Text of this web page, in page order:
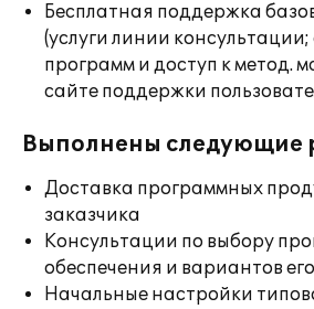
Бесплатная поддержка
(услуги линии
программ и доступ к метод.
сайте поддержки
Выполнены следующие
Доставка программных
заказчика
Консультации по выбору
обеспечения и вариантов
Начальные настройки